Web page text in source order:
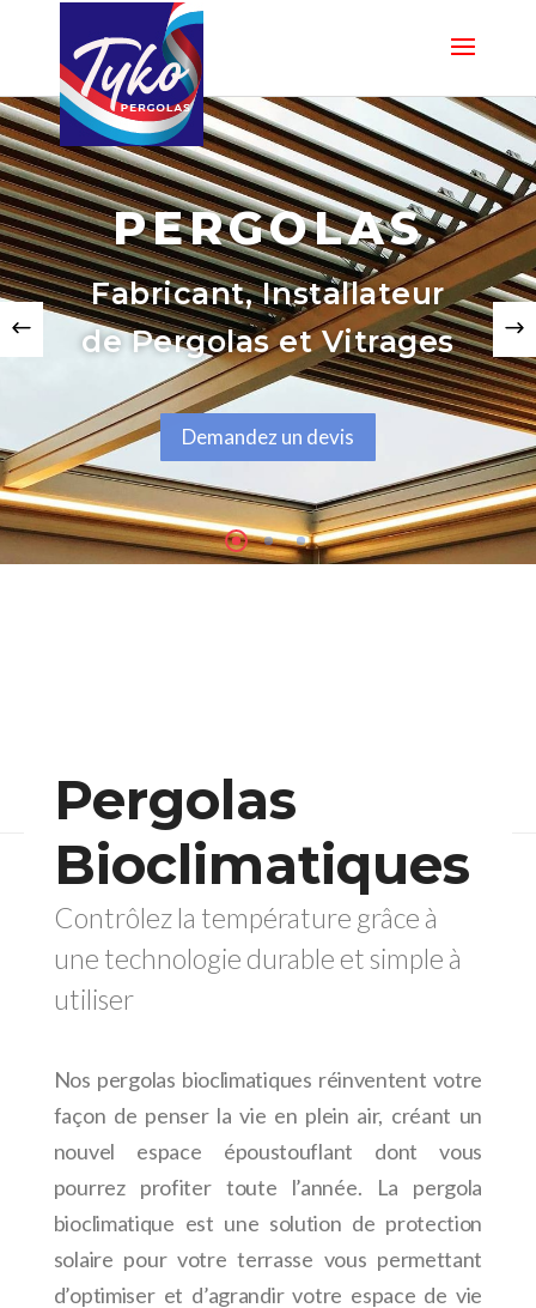
PERGOLAS
Fabricant, Installateur
de Pergolas et Vitrages
Demandez un devis
Pergolas
Bioclimatiques
Contrôlez la température grâce à
une technologie durable et simple à
utiliser
Nos pergolas bioclimatiques réinventent votre
façon de penser la vie en plein air, créant un
nouvel espace époustouflant dont vous
pourrez profiter toute l’année. La pergola
bioclimatique est une solution de protection
solaire pour votre terrasse vous permettant
d’optimiser et d’agrandir votre espace de vie